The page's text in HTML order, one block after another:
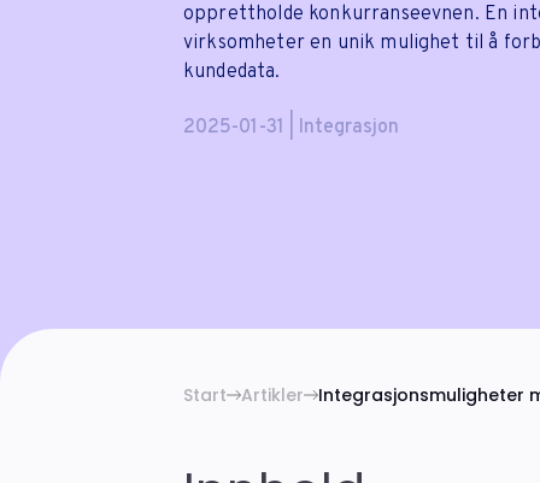
opprettholde konkurranseevnen. En
virksomheter en unik mulighet til å
kundedata.
2025-01-31 | Integrasjon
Start Artikler Integrasjonsmuligheter